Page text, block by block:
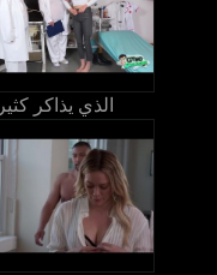
الذي يذاكر كثيرا